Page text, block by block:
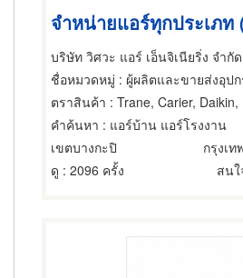
บริษัท วิศวะ แอร์ เอ็นจิเนียริ่ง จำกัด
ชื่อหมวดหมู่ : ผู้ผลิตและขายส่งอุปกรณ์และอะไหล่แอร์,
ตราสินค้า : Trane, Carier,
คำค้นหา : แอร์บ้าน แอร์โรงงาน
เขตบางกะปิ
กรุงเ
ดู : 2096 ครั้ง สนใ